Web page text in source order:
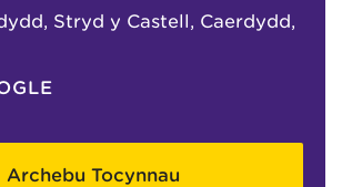
Stryd y Castell, Caerdydd,
Archebu Tocynnau